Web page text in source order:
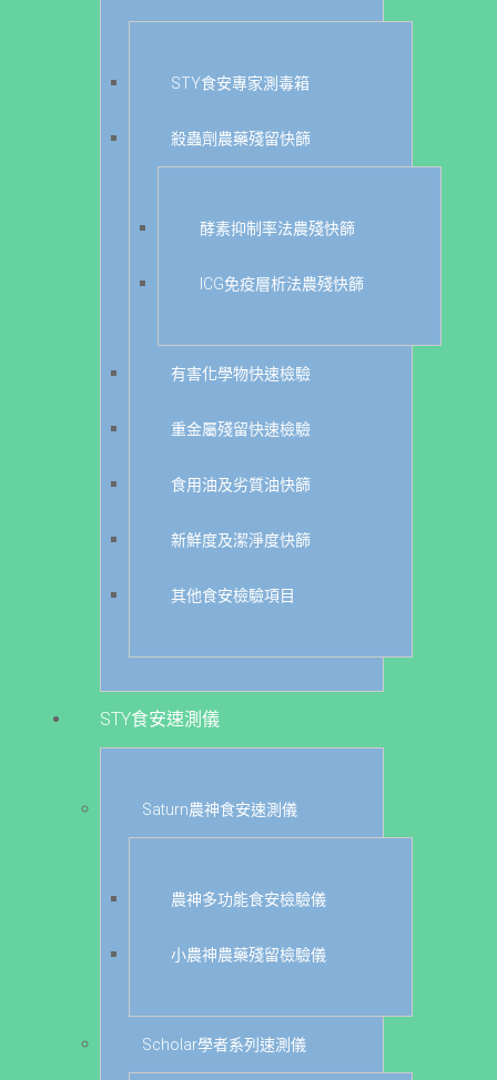
STY食安專家測毒箱
殺蟲劑農藥殘留快篩
酵素抑制率法農殘快篩
ICG免疫層析法農殘快篩
有害化學物快速檢驗
重金屬殘留快速檢驗
食用油及劣質油快篩
新鮮度及潔淨度快篩
其他食安檢驗項目
STY食安速測儀
Saturn農神食安速測儀
農神多功能食安檢驗儀
小農神農藥殘留檢驗儀
Scholar學者系列速測儀